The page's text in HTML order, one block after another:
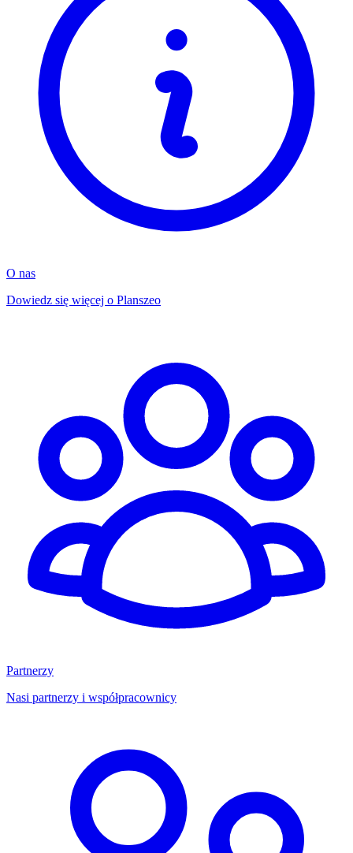
O nas
Dowiedz się więcej o Planszeo
Partnerzy
Nasi partnerzy i współpracownicy